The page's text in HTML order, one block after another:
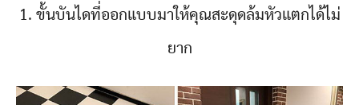
1. ขั้นบันไดที่ออกแบบมาให้คุณสะดุดล้มหัวแตกได้ไม่
ยาก